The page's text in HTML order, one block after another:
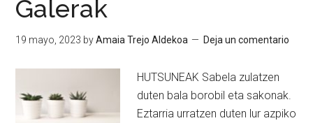
Galerak
19 mayo, 2023 byAmaia Trejo Aldekoa Deja un comentario
HUTSUNEAK Sabela zulatzen
duten bala borobil eta sakonak.
Eztarria urratzen duten lur azpiko